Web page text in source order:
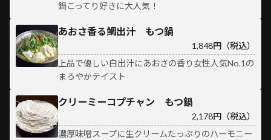
鍋こってり好きに大人気！
あおさ香る鯛出汁 もつ鍋
1,848円（税込）
上品で優しい白出汁にあおさの香り女性人気No.1の
まろやかテイスト
クリーミーコプチャン もつ鍋
2,178円（税込）
濃厚味噌スープに生クリームたっぷりのハーモニー